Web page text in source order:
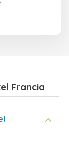
Francia